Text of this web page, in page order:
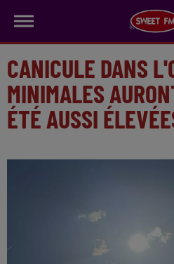
CANICULE DANS
MINIMALES
ÉTÉ AUSSI